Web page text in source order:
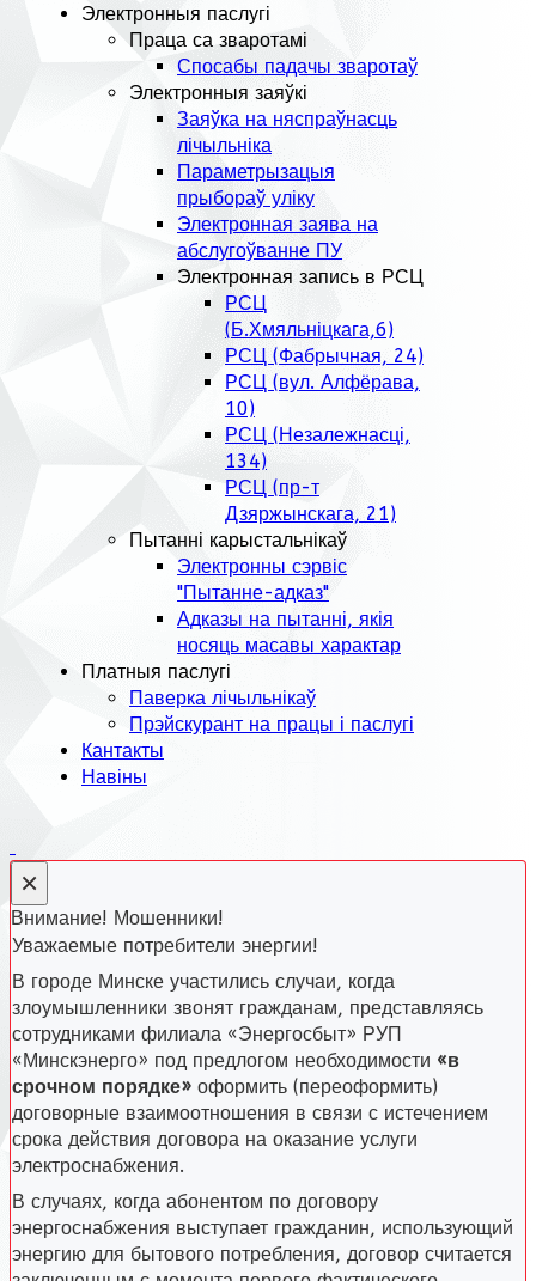
Электронныя паслугі
Праца са зваротамі
Спосабы падачы зваротаў
Электронныя заяўкі
Заяўка на няспраўнасць
лічыльніка
Параметрызацыя
прыбораў уліку
Электронная заява на
абслугоўванне ПУ
Электронная запись в РСЦ
РСЦ
(Б.Хмяльніцкага,6)
РСЦ (Фабрычная, 24)
РСЦ (вул. Алфёрава,
10)
РСЦ (Незалежнасці,
134)
РСЦ (пр-т
Дзяржынскага, 21)
Пытанні карыстальнікаў
Электронны сэрвіс
"Пытанне-адказ"
Адказы на пытанні, якія
носяць масавы характар
Платныя паслугі
Паверка лічыльнікаў
Прэйскурант на працы і паслугі
Кантакты
Навіны
×
Внимание! Мошенники!
Уважаемые потребители энергии!
В городе Минске участились случаи, когда
злоумышленники звонят гражданам, представляясь
сотрудниками филиала «Энергосбыт» РУП
«Минскэнерго» под предлогом необходимости «в
срочном порядке» оформить (переоформить)
договорные взаимоотношения в связи с истечением
срока действия договора на оказание услуги
электроснабжения.
В случаях, когда абонентом по договору
энергоснабжения выступает гражданин, использующий
энергию для бытового потребления, договор считается